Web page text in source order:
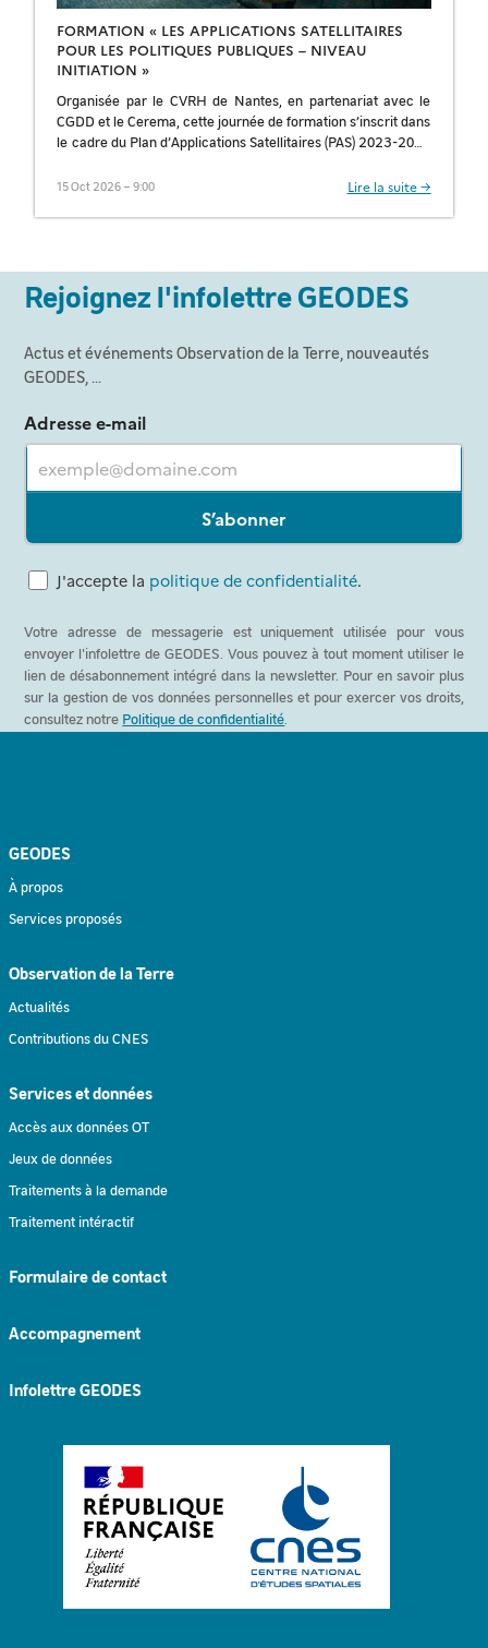
FORMATION « LES APPLICATIONS SATELLITAIRES
POUR LES POLITIQUES PUBLIQUES – NIVEAU
INITIATION »
Organisée par le CVRH de Nantes, en partenariat avec le
CGDD et le Cerema, cette journée de formation s’inscrit dans
le cadre du Plan d’Applications Satellitaires (PAS) 2023-2027
15 Oct 2026 – 9:00 Lire la suite →
Rejoignez l'infolettre GEODES
Actus et événements Observation de la Terre, nouveautés
GEODES, ...
Adresse e-mail
S’abonner
J'accepte la politique de confidentialité.
Votre adresse de messagerie est uniquement utilisée pour vous
envoyer l'infolettre de GEODES. Vous pouvez à tout moment utiliser le
lien de désabonnement intégré dans la newsletter. Pour en savoir plus
sur la gestion de vos données personnelles et pour exercer vos droits,
consultez notre Politique de confidentialité
GEODES
À propos
Services proposés
Observation de la Terre
Actualités
Contributions du CNES
Services et données
Accès aux données OT
Jeux de données
Traitements à la demande
Traitement intéractif
Formulaire de contact
Accompagnement
Infolettre GEODES